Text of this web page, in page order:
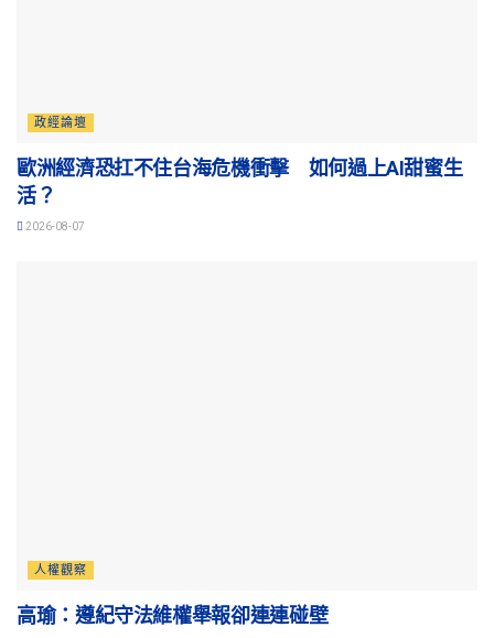
政經論壇
歐洲經濟恐扛不住台海危機衝擊 如何過上AI甜蜜生
活？
2026-08-07
人權觀察
高瑜：遵紀守法維權舉報卻連連碰壁